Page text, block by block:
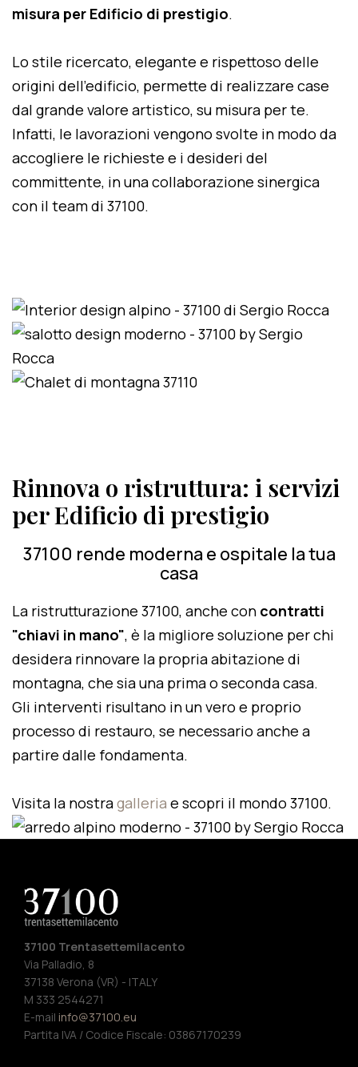
misura per Edificio di prestigio.
Lo stile ricercato, elegante e rispettoso delle
origini dell'edificio, permette di realizzare case
dal grande valore artistico, su misura per te.
Infatti, le lavorazioni vengono svolte in modo da
accogliere le richieste e i desideri del
committente, in una collaborazione sinergica
con il team di 37100.
Rinnova o ristruttura: i servizi
per Edificio di prestigio
37100 rende moderna e ospitale la tua
casa
La ristrutturazione 37100, anche con contratti
"chiavi in mano", è la migliore soluzione per chi
desidera rinnovare la propria abitazione di
montagna, che sia una prima o seconda casa.
Gli interventi risultano in un vero e proprio
processo di restauro, se necessario anche a
partire dalle fondamenta.
Visita la nostragalleria e scopri il mondo 37100.
37100 Trentasettemilacento
Via Palladio, 8
37138 Verona (VR) - ITALY
M 333 2544271
E-mail info@37100.eu
Partita IVA / Codice Fiscale: 03867170239